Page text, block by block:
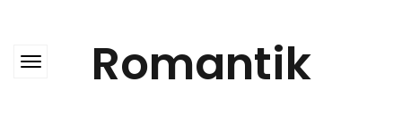
Romantik